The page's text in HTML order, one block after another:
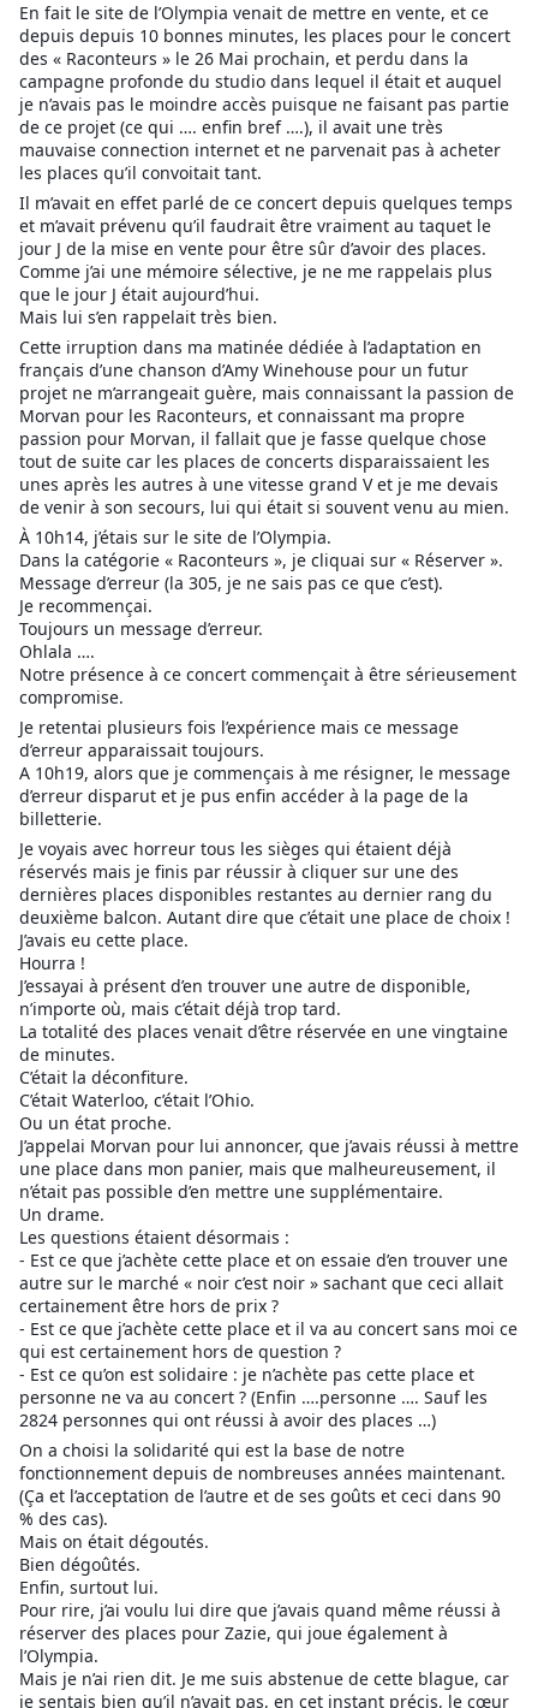
En fait le site de l’Olympia venait de mettre en vente, et ce
depuis depuis 10 bonnes minutes, les places pour le concert
des « Raconteurs » le 26 Mai prochain, et perdu dans la
campagne profonde du studio dans lequel il était et auquel
je n’avais pas le moindre accès puisque ne faisant pas partie
de ce projet (ce qui …. enfin bref ….), il avait une très
mauvaise connection internet et ne parvenait pas à acheter
les places qu’il convoitait tant.
Il m’avait en effet parlé de ce concert depuis quelques temps
et m’avait prévenu qu’il faudrait être vraiment au taquet le
jour J de la mise en vente pour être sûr d’avoir des places.
Comme j’ai une mémoire sélective, je ne me rappelais plus
que le jour J était aujourd’hui.
Mais lui s’en rappelait très bien.
Cette irruption dans ma matinée dédiée à l’adaptation en
français d’une chanson d’Amy Winehouse pour un futur
projet ne m’arrangeait guère, mais connaissant la passion de
Morvan pour les Raconteurs, et connaissant ma propre
passion pour Morvan, il fallait que je fasse quelque chose
tout de suite car les places de concerts disparaissaient les
unes après les autres à une vitesse grand V et je me devais
de venir à son secours, lui qui était si souvent venu au mien.
À 10h14, j’étais sur le site de l’Olympia.
Dans la catégorie « Raconteurs », je cliquai sur « Réserver ».
Message d’erreur (la 305, je ne sais pas ce que c’est).
Je recommençai.
Toujours un message d’erreur.
Ohlala ….
Notre présence à ce concert commençait à être sérieusement
compromise.
Je retentai plusieurs fois l’expérience mais ce message
d’erreur apparaissait toujours.
A 10h19, alors que je commençais à me résigner, le message
d’erreur disparut et je pus enfin accéder à la page de la
billetterie.
Je voyais avec horreur tous les sièges qui étaient déjà
réservés mais je finis par réussir à cliquer sur une des
dernières places disponibles restantes au dernier rang du
deuxième balcon. Autant dire que c’était une place de choix !
J’avais eu cette place.
Hourra !
J’essayai à présent d’en trouver une autre de disponible,
n’importe où, mais c’était déjà trop tard.
La totalité des places venait d’être réservée en une vingtaine
de minutes.
C’était la déconfiture.
C’était Waterloo, c’était l’Ohio.
Ou un état proche.
J’appelai Morvan pour lui annoncer, que j’avais réussi à mettre
une place dans mon panier, mais que malheureusement, il
n’était pas possible d’en mettre une supplémentaire.
Un drame.
Les questions étaient désormais :
- Est ce que j’achète cette place et on essaie d’en trouver une
autre sur le marché « noir c’est noir » sachant que ceci allait
certainement être hors de prix ?
- Est ce que j’achète cette place et il va au concert sans moi ce
qui est certainement hors de question ?
- Est ce qu’on est solidaire : je n’achète pas cette place et
personne ne va au concert ? (Enfin ….personne …. Sauf les
2824 personnes qui ont réussi à avoir des places …)
On a choisi la solidarité qui est la base de notre
fonctionnement depuis de nombreuses années maintenant.
(Ça et l’acceptation de l’autre et de ses goûts et ceci dans 90
% des cas).
Mais on était dégoutés.
Bien dégoûtés.
Enfin, surtout lui.
Pour rire, j’ai voulu lui dire que j’avais quand même réussi à
réserver des places pour Zazie, qui joue également à
l’Olympia.
Mais je n’ai rien dit. Je me suis abstenue de cette blague, car
je sentais bien qu’il n’avait pas, en cet instant précis, le cœur